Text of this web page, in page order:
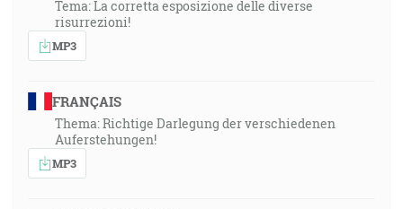
Tema: La corretta esposizione delle diverse
risurrezioni!
MP3
FRANÇAIS
Thema: Richtige Darlegung der verschiedenen
Auferstehungen!
MP3